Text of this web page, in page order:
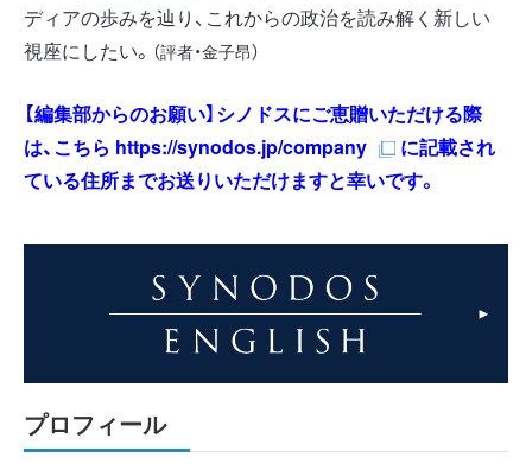
ディアの歩みを辿り、これからの政治を読み解く新しい
視座にしたい。 （評者・金子昂）
【編集部からのお願い】シノドスにご恵贈いただける際
は、こちら https://synodos.jp/company
に記載され
ている住所までお送りいただけますと幸いです。
プロフィール